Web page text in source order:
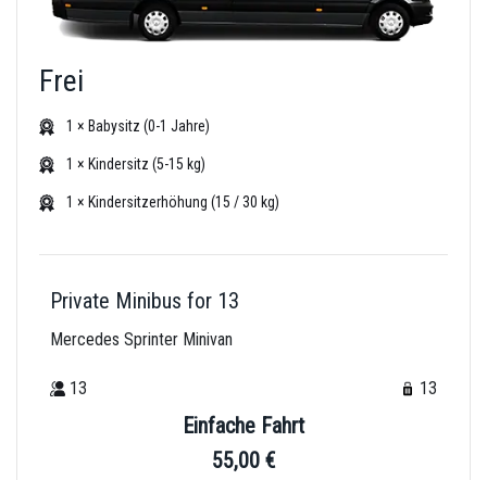
Frei
1 × Babysitz (0-1 Jahre)
1 × Kindersitz (5-15 kg)
1 × Kindersitzerhöhung (15 / 30 kg)
Private Minibus for 13
Mercedes Sprinter Minivan
13 13
Einfache Fahrt
55,00 €